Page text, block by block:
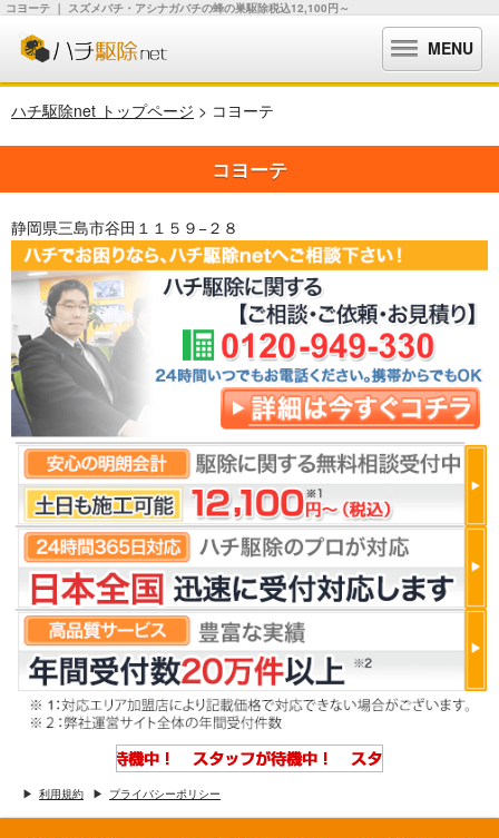
コヨーテ ｜ スズメバチ・アシナガバチの蜂の巣駆除税込12,100円～
MENU
ハチ駆除net トップページ > コヨーテ
コヨーテ
静岡県三島市谷田１１５９−２８
利用規約 プライバシーポリシー